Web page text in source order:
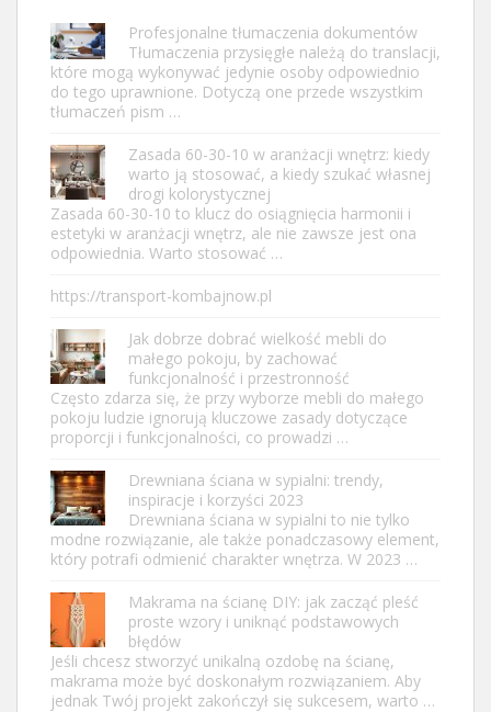
Profesjonalne tłumaczenia dokumentów
Tłumaczenia przysięgłe należą do translacji,
które mogą wykonywać jedynie osoby odpowiednio
do tego uprawnione. Dotyczą one przede wszystkim
tłumaczeń pism …
Zasada 60-30-10 w aranżacji wnętrz: kiedy
warto ją stosować, a kiedy szukać własnej
drogi kolorystycznej
Zasada 60-30-10 to klucz do osiągnięcia harmonii i
estetyki w aranżacji wnętrz, ale nie zawsze jest ona
odpowiednia. Warto stosować …
https://transport-kombajnow.pl
Jak dobrze dobrać wielkość mebli do
małego pokoju, by zachować
funkcjonalność i przestronność
Często zdarza się, że przy wyborze mebli do małego
pokoju ludzie ignorują kluczowe zasady dotyczące
proporcji i funkcjonalności, co prowadzi …
Drewniana ściana w sypialni: trendy,
inspiracje i korzyści 2023
Drewniana ściana w sypialni to nie tylko
modne rozwiązanie, ale także ponadczasowy element,
który potrafi odmienić charakter wnętrza. W 2023 …
Makrama na ścianę DIY: jak zacząć pleść
proste wzory i uniknąć podstawowych
błędów
Jeśli chcesz stworzyć unikalną ozdobę na ścianę,
makrama może być doskonałym rozwiązaniem. Aby
jednak Twój projekt zakończył się sukcesem, warto …